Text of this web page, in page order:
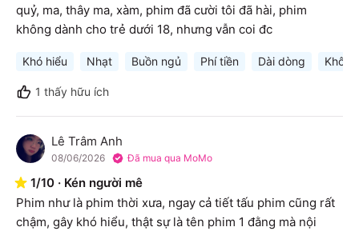
quỷ, ma, thây ma, xàm, phim đã cười tôi đã hài, phim
không dành cho trẻ dưới 18, nhưng vẫn coi đc
Khó hiểu Nhạt Buồn ngủ Phí tiền Dài dòng
1 thấy hữu ích
L Lê Trâm Anh
08/06/2026 Đã mua qua MoMo
1/10 · Kén người mê
Phim như là phim thời xưa, ngay cả tiết tấu phim cũng rất
chậm, gây khó hiểu, thật sự là tên phim 1 đằng mà nội